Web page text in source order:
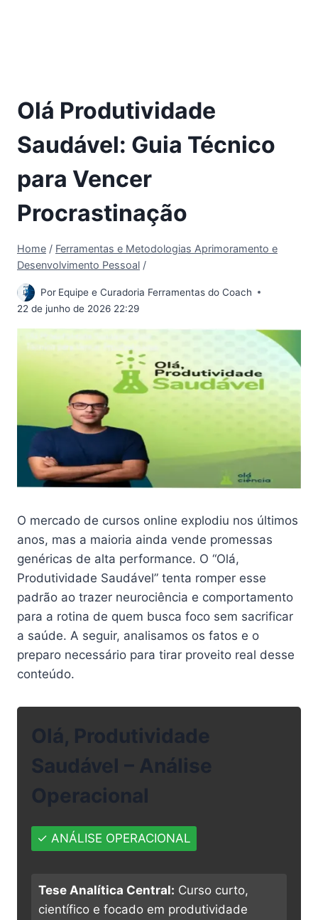
Olá Produtividade
Saudável: Guia Técnico
para Vencer
Procrastinação
Home / Ferramentas e Metodologias Aprimoramento e
Desenvolvimento Pessoal /
Por Equipe e Curadoria Ferramentas do Coach
22 de junho de 2026 22:29
O mercado de cursos online explodiu nos últimos
anos, mas a maioria ainda vende promessas
genéricas de alta performance. O “Olá,
Produtividade Saudável” tenta romper esse
padrão ao trazer neurociência e comportamento
para a rotina de quem busca foco sem sacrificar
a saúde. A seguir, analisamos os fatos e o
preparo necessário para tirar proveito real desse
conteúdo.
Olá, Produtividade
Saudável – Análise
Operacional
✓ ANÁLISE OPERACIONAL
Tese Analítica Central: Curso curto,
científico e focado em produtividade